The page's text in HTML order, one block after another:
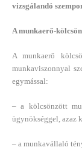
vizsgálandó
A munkaerő-
A munkaerő
munkaviszonnyal
egymással:
– a kölcsönzött
ügynökséggel, azaz
– a munkavállaló